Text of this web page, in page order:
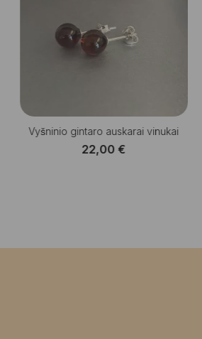
Vyšninio gintaro auskarai vinukai
22,00€